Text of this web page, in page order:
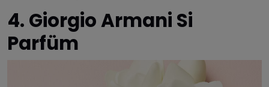
4. Giorgio Armani Si
Parfüm